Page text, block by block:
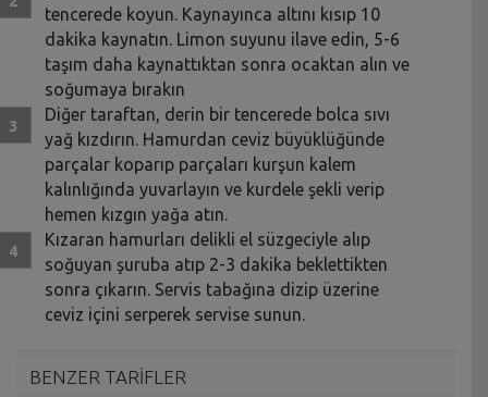
tencerede koyun. Kaynayınca altını kısıp 10
dakika kaynatın. Limon suyunu ilave edin, 5-6
taşım daha kaynattıktan sonra ocaktan alın ve
soğumaya bırakın
Diğer taraftan, derin bir tencerede bolca sıvı
yağ kızdırın. Hamurdan ceviz büyüklüğünde
parçalar koparıp parçaları kurşun kalem
kalınlığında yuvarlayın ve kurdele şekli verip
hemen kızgın yağa atın.
Kızaran hamurları delikli el süzgeciyle alıp
soğuyan şuruba atıp 2-3 dakika beklettikten
sonra çıkarın. Servis tabağına dizip üzerine
ceviz içini serperek servise sunun.
BENZER TARİFLER